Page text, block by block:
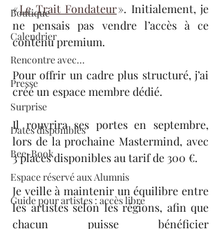
Boutique
Calendrier
Rencontre avec...
Presse
Surprise
Dates disponibles
Bee-Book
Espace réservé aux Alumnis
Guide pour artistes : accès libre
« Le Trait Fondateur ». Initialement, je
ne pensais pas vendre l’accès à ce
contenu premium.
Pour offrir un cadre plus structuré, j’ai
créé un espace membre dédié.
Il rouvrira ses portes en septembre,
lors de la prochaine Mastermind, avec
3 places disponibles au tarif de 300 €.
Je veille à maintenir un équilibre entre
les artistes selon les régions, afin que
chacun puisse bénéficier